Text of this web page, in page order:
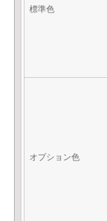
標準色
オプション色